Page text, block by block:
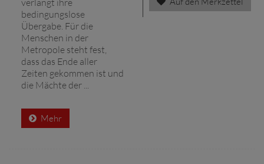
bedingungslose
Übergabe. Für die
Menschen in der
Metropole steht fest,
dass das Ende aller
Zeiten gekommen ist und
die Mächte der ...
Mehr